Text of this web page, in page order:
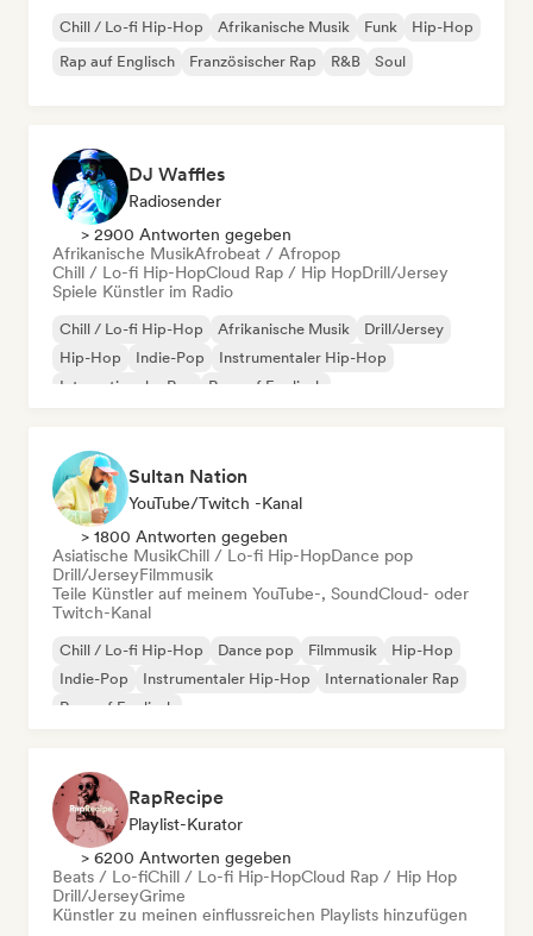
Chill / Lo-fi Hip-Hop Afrikanische Musik Funk
Hip-Hop
Rap auf Englisch
Französischer Rap R&B Soul
DJ Waffles
Radiosender
> 2900 Antworten gegeben
Afrikanische MusikAfrobeat / Afropop
Chill / Lo-fi Hip-HopCloud Rap / Hip HopDrill/Jersey
Spiele Künstler im Radio
Chill / Lo-fi Hip-Hop Afrikanische Musik
Drill/Jersey
Hip-Hop
Indie-Pop
Instrumentaler Hip-Hop
Internationaler Rap
Rap auf Englisch
Sultan Nation
YouTube/Twitch -Kanal
> 1800 Antworten gegeben
Asiatische MusikChill / Lo-fi Hip-HopDance pop
Drill/JerseyFilmmusik
Teile Künstler auf meinem YouTube-, SoundCloud- oder
Twitch-Kanal
Chill / Lo-fi Hip-Hop Dance pop Filmmusik
Hip-Hop
Indie-Pop
Instrumentaler Hip-Hop
Internationaler Rap
Rap auf Englisch
RapRecipe
Playlist-Kurator
> 6200 Antworten gegeben
Beats / Lo-fiChill / Lo-fi Hip-HopCloud Rap / Hip Hop
Drill/JerseyGrime
Künstler zu meinen einflussreichen Playlists hinzufügen